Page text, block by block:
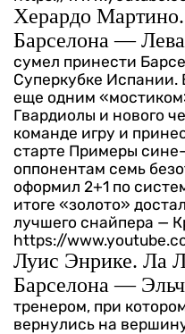
Херардо
Барселона —
сумел принести
Суперкубке Испании.
еще одним
Гвардиолы и нового
команде игру и
старте Примеры
оппонентам семь
оформил 2+1 по
итоге «золото»
лучшего снайпера —
https://
Луис Энрике. Ла
Барселона —
тренером, при
вернулись на